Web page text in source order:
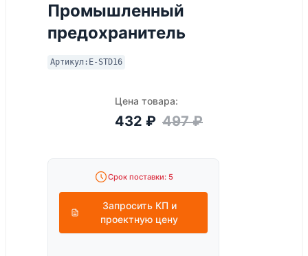
Промышленный
предохранитель
Артикул: E-STD16
Цена товара:
432 ₽ 497₽
Срок поставки: 5
Запросить КП и
проектную цену